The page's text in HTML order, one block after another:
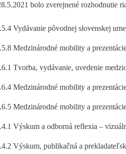
bolo zverejnené rozhodnutie
Vydávanie pôvodnej slovenskej
Medzinárodné mobility a
Tvorba, vydávanie, uvedenie
Medzinárodné mobility a
Medzinárodné mobility a
Výskum a odborná reflexia –
Výskum, publikačná a